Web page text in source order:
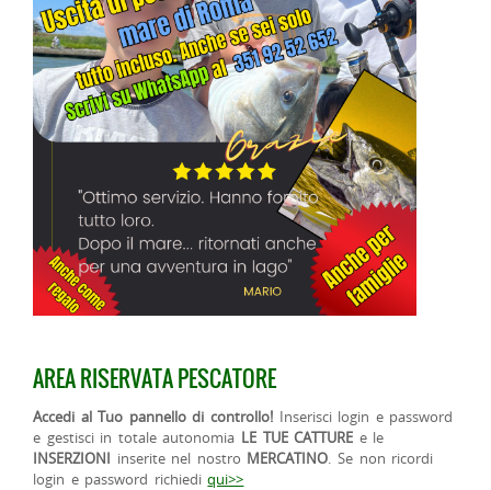
AREA RISERVATA PESCATORE
Accedi al Tuo pannello di controllo! Inserisci login e password
e gestisci in totale autonomia LE TUE CATTURE e le
INSERZIONI inserite nel nostro MERCATINO. Se non ricordi
login e password richiediqui>>